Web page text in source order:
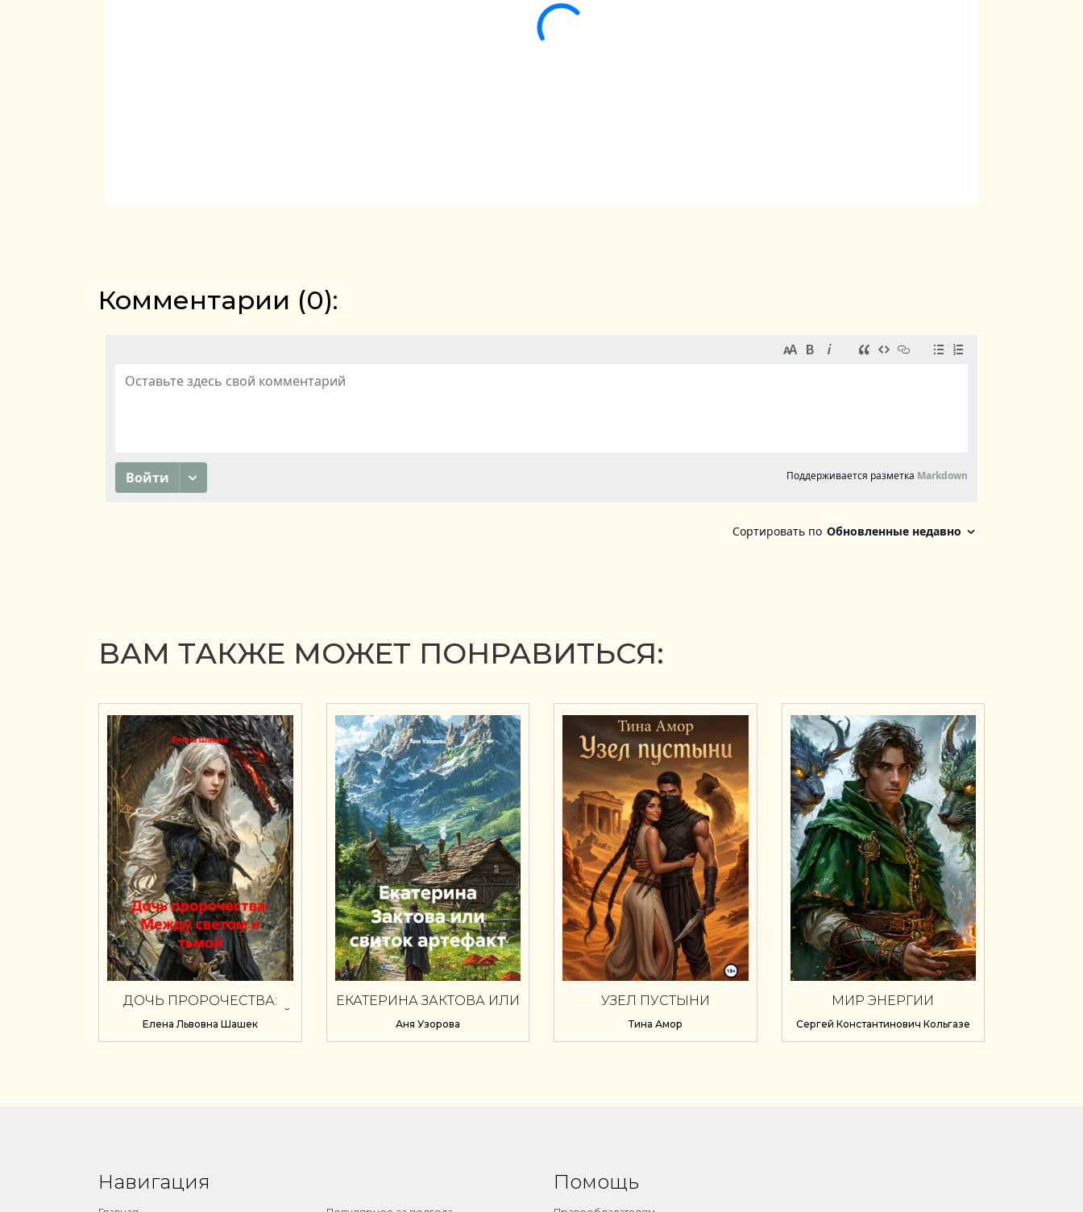
Комментарии (0):
ВАМ ТАКЖЕ МОЖЕТ ПОНРАВИТЬСЯ:
ДОЧЬ ПРОРОЧЕСТВА:
Елена Львовна Шашек
ЕКАТЕРИНА ЗАКТОВА ИЛИ
Аня Узорова
УЗЕЛ ПУСТЫНИ
Тина Амор
МИР ЭНЕРГИИ
ВОЗМОЖНОСТЕЙ. КНИГА
ВТОРАЯ
Сергей Константинович Кольгазе
Навигация Помощь